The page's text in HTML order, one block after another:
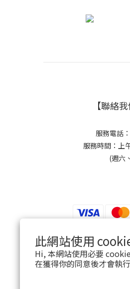
此網站使用
Hi, 本網站使用必要
在獲得你的同意後才會執
【聯絡
服務電話
服務時間：上
(週六
$TWD